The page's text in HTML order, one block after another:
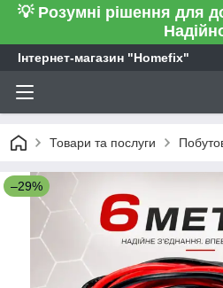
💡 Розумні рішення для
Інтернет-магазин "Homefix"
Товари та послуги
–29%